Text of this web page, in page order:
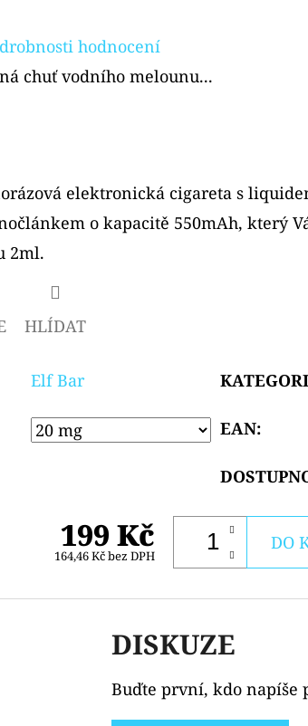
hodnocení
chuť vodního melounu...
elektronická cigareta s
o kapacitě 550mAh, který
2ml.
HLÍDAT
Elf Bar
EAN:
199 Kč
164,46 Kč bez DPH
DO
DISKUZE
Buďte první, kdo napíše